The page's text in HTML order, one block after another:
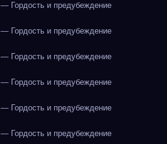
Гордость и предубеждение
Гордость и предубеждение
Гордость и предубеждение
Гордость и предубеждение
Гордость и предубеждение
Гордость и предубеждение